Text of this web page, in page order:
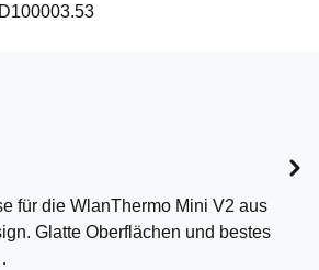
für die WlanThermo Mini V2 aus
Glatte Oberflächen und bestes